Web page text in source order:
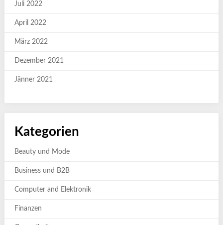
Juli 2022
April 2022
März 2022
Dezember 2021
Jänner 2021
Kategorien
Beauty und Mode
Business und B2B
Computer and Elektronik
Finanzen